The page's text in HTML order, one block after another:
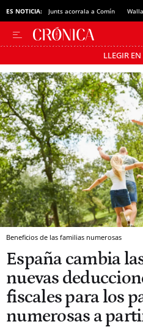
ES NOTICIA: Junts acorrala a Comín
LLEGIR
Pásate al MODO
Beneficios de las familias numerosas
España cambia
nuevas
fiscales para los
numerosas a